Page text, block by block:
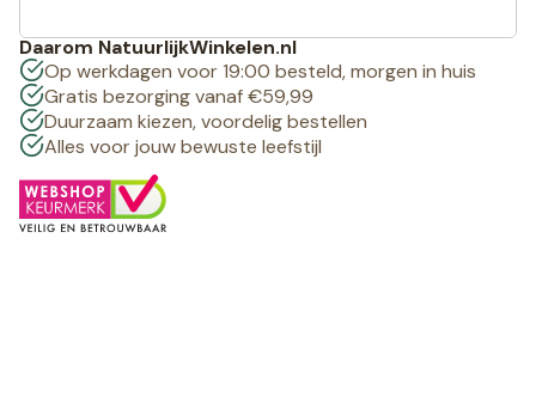
Daarom NatuurlijkWinkelen.nl
Op werkdagen voor 19:00 besteld, morgen in huis
Gratis bezorging vanaf €59,99
Duurzaam kiezen, voordelig bestellen
Alles voor jouw bewuste leefstijl